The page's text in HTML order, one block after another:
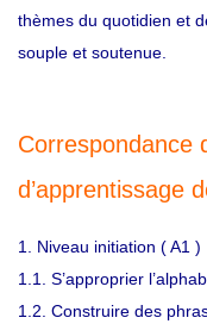
thèmes du quotidien et
souple et soutenue.
Correspondance
d’apprentissage
1. Niveau initiation ( A1 )
1.1. S’approprier
1.2. Construire des